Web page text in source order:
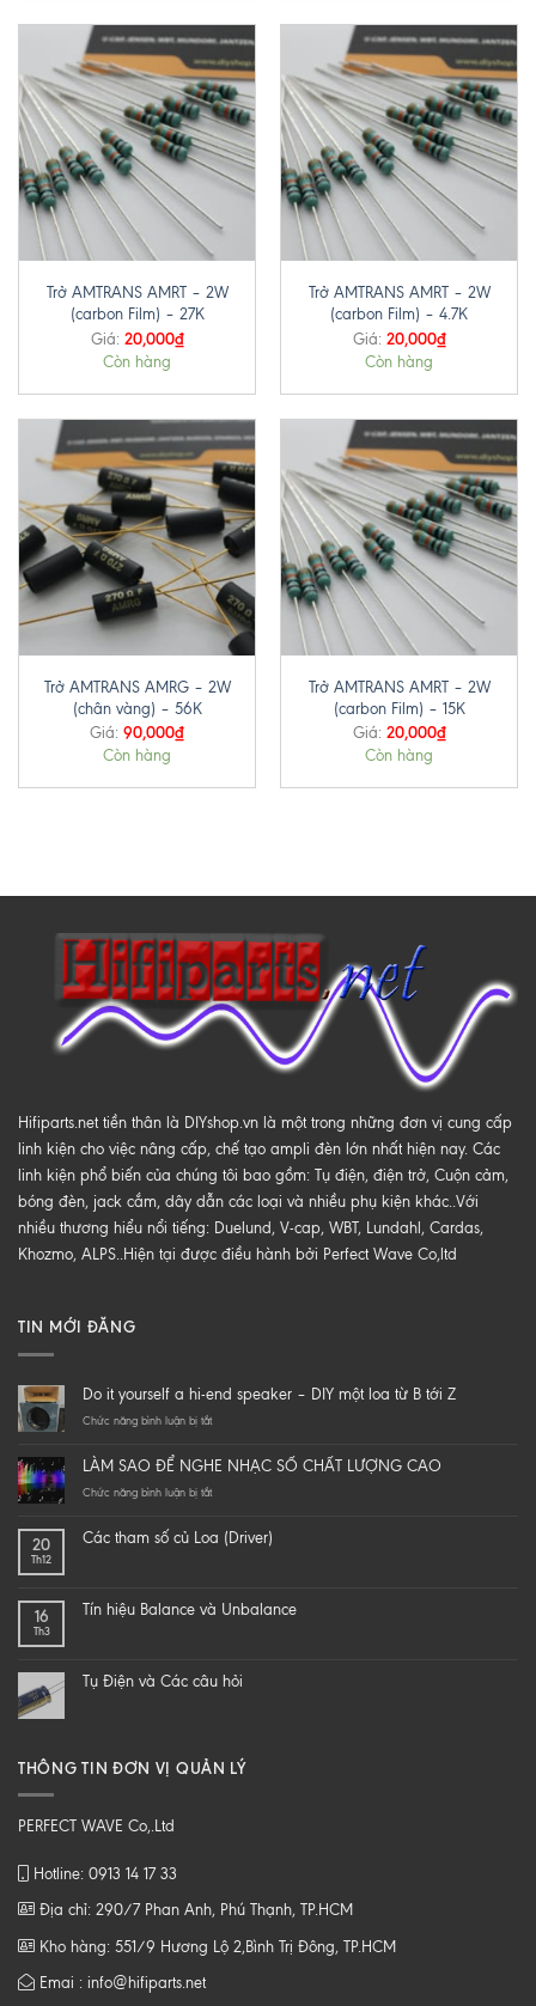
Trở AMTRANS AMRT – 2W
(carbon Film) – 27K
Giá: 20,000₫
Còn hàng
Trở AMTRANS AMRT – 2W
(carbon Film) – 4.7K
Giá: 20,000₫
Còn hàng
Trở AMTRANS AMRG – 2W
(chân vàng) – 56K
Giá: 90,000₫
Còn hàng
Trở AMTRANS AMRT – 2W
(carbon Film) – 15K
Giá: 20,000₫
Còn hàng
Hifiparts.net tiền thân là DIYshop.vn là một trong những đơn vị cung cấp
linh kiện cho việc nâng cấp, chế tạo ampli đèn lớn nhất hiện nay. Các
linh kiện phổ biến của chúng tôi bao gồm: Tụ điện, điện trở, Cuộn cảm,
bóng đèn, jack cắm, dây dẫn các loại và nhiều phụ kiện khác..Với
nhiều thương hiểu nổi tiếng: Duelund, V-cap, WBT, Lundahl, Cardas,
Khozmo, ALPS..Hiện tại được điều hành bởi Perfect Wave Co,ltd
TIN MỚI ĐĂNG
Do it yourself a hi-end speaker – DIY một loa từ B tới Z
Chức năng bình luận bị tắtở
yourself
a
speaker
loa
Z
LÀM SAO ĐỂ NGHE NHẠC SỐ CHẤT LƯỢNG CAO
Chức năng bình luận bị tắtở
ĐỂ
CHẤT
20
Th12
Các tham số củ Loa (Driver)
16
Th3
Tín hiệu Balance và Unbalance
Tụ Điện và Các câu hỏi
THÔNG TIN ĐƠN VỊ QUẢN LÝ
PERFECT WAVE Co,.Ltd
Hotline: 0913 14 17 33
Địa chỉ: 290/7 Phan Anh, Phú Thạnh, TP.HCM
Kho hàng: 551/9 Hương Lộ 2,Bình Trị Đông, TP.HCM
Emai : info@hifiparts.net